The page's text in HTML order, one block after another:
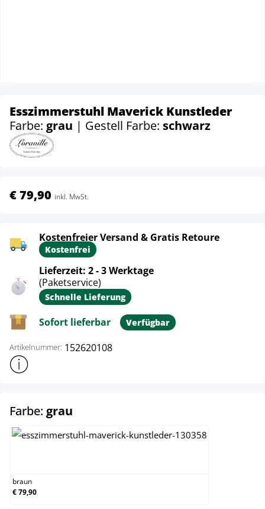
Esszimmerstuhl Maverick Kunstleder
Farbe: grau | Gestell Farbe: schwarz
€ 79,90 inkl. MwSt.
Kostenfreier Versand & Gratis Retoure
Kostenfrei
Lieferzeit: 2 - 3 Werktage
(Paketservice)
Schnelle Lieferung
Sofort lieferbar Verfügbar
Artikelnummer: 152620108
Weitere Produktinformationen anzeigen
Farbe: grau
braun
€ 79,90